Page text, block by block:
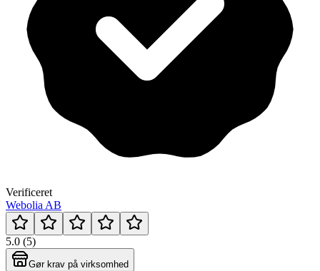
Verificeret
Webolia AB
5.0 (5)
Gør krav på virksomhed